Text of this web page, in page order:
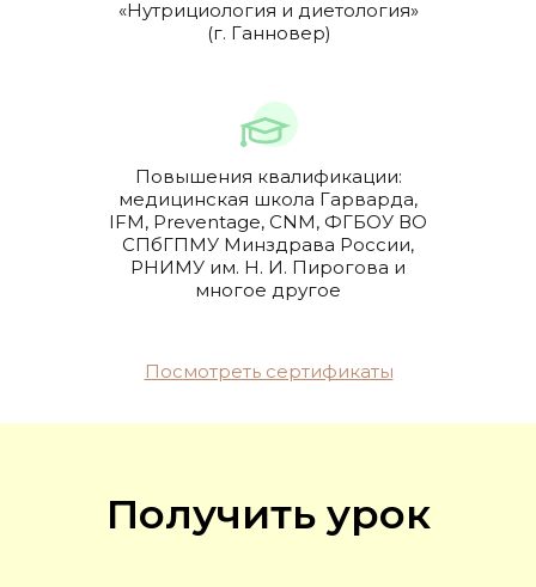
Посмотреть сертификаты
Повышения квалификации:
медицинская школа Гарварда,
IFM, Preventage, CNM, ФГБОУ ВО
СПбГПМУ Минздрава России,
РНИМУ им. Н. И. Пирогова и
многое другое
«Нутрициология и диетология»
(г. Ганновер)
Получить урок